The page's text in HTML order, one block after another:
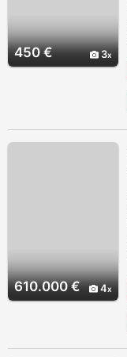
450 € 3
610.000 € 4